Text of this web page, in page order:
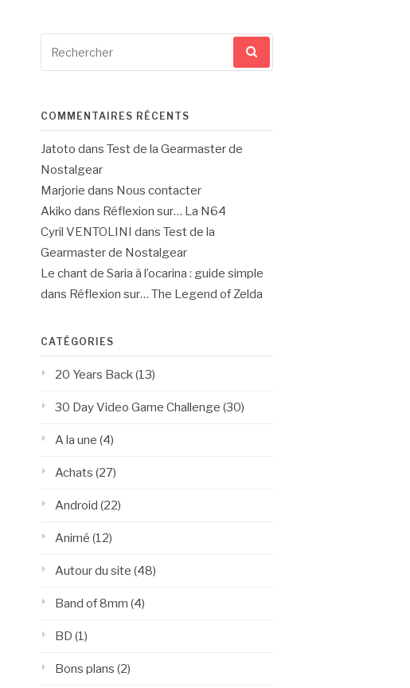
pour
COMMENTAIRES RÉCENTS
Jatoto dans Test de la Gearmaster de
Nostalgear
Marjorie dans Nous contacter
Akiko dans Réflexion sur… La N64
Cyril VENTOLINI dans Test de la
Gearmaster de Nostalgear
Le chant de Saria à l’ocarina : guide simple
dans Réflexion sur… The Legend of Zelda
CATÉGORIES
20 Years Back (13)
30 Day Video Game Challenge (30)
A la une (4)
Achats (27)
Android (22)
Animé (12)
Autour du site (48)
Band of 8mm (4)
BD (1)
Bons plans (2)